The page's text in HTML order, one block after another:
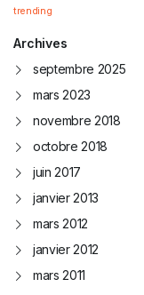
trending
Archives
septembre 2025
mars 2023
novembre 2018
octobre 2018
juin 2017
janvier 2013
mars 2012
janvier 2012
mars 2011